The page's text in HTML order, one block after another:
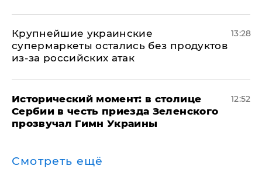
Крупнейшие украинские
супермаркеты остались без продуктов
из-за российских атак
13:28
Исторический момент: в столице
Сербии в честь приезда Зеленского
прозвучал Гимн Украины
12:52
Смотреть ещё